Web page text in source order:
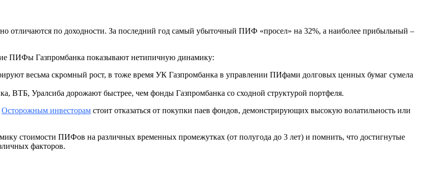
отличаются по доходности. За последний год самый убыточный ПИФ «просел» на 32%, а наиболее прибыльный –
ПИФы Газпромбанка показывают нетипичную динамику:
весьма скромный рост, в тоже время УК Газпромбанка в управлении ПИфами долговых ценных бумаг сумела
Уралсиба дорожают быстрее, чем фонды Газпромбанка со сходной структурой портфеля.
Осторожным инвесторам стоит отказаться от покупки паев фондов, демонстрирующих высокую волатильность или
стоимости ПИФов на различных временных промежутках (от полугода до 3 лет) и помнить, что достигнутые
факторов.